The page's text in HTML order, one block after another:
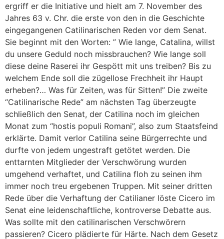
ergriff er die Initiative und hielt am 7. November des
Jahres 63 v. Chr. die erste von den in die Geschichte
eingegangenen Catilinarischen Reden vor dem Senat.
Sie beginnt mit den Worten: ” Wie lange, Catalina, willst
du unsere Geduld noch missbrauchen? Wie lange soll
diese deine Raserei ihr Gespött mit uns treiben? Bis zu
welchem Ende soll die zügellose Frechheit ihr Haupt
erheben?… Was für Zeiten, was für Sitten!” Die zweite
“Catilinarische Rede” am nächsten Tag überzeugte
schließlich den Senat, der Catilina noch im gleichen
Monat zum “hostis populi Romani”, also zum Staatsfeind
erklärte. Damit verlor Catilina seine Bürgerrechte und
durfte von jedem ungestraft getötet werden. Die
enttarnten Mitglieder der Verschwörung wurden
umgehend verhaftet, und Catilina floh zu seinen ihm
immer noch treu ergebenen Truppen. Mit seiner dritten
Rede über die Verhaftung der Catilianer löste Cicero im
Senat eine leidenschaftliche, kontroverse Debatte aus.
Was sollte mit den catilinarischen Verschwörern
passieren? Cicero plädierte für Härte. Nach dem Gesetz